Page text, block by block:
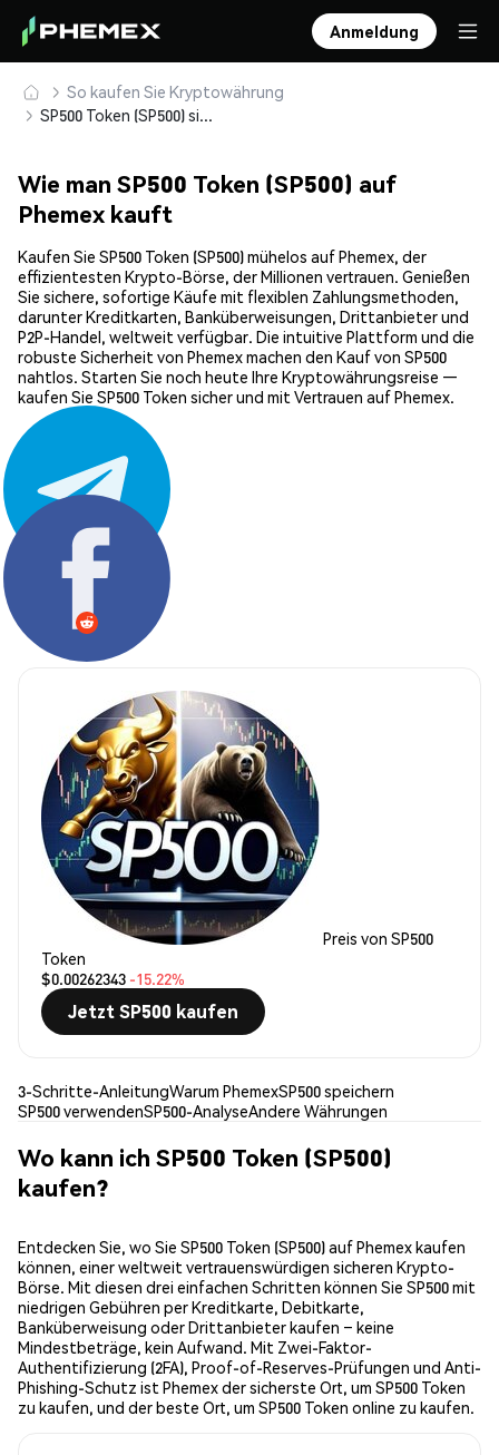
Anmeldung
So kaufen Sie Kryptowährung
SP500 Token (SP500) sicher kaufen und speichern
Wie man SP500 Token (SP500) auf
Phemex kauft
Kaufen Sie SP500 Token (SP500) mühelos auf Phemex, der
effizientesten Krypto-Börse, der Millionen vertrauen. Genießen
Sie sichere, sofortige Käufe mit flexiblen Zahlungsmethoden,
darunter Kreditkarten, Banküberweisungen, Drittanbieter und
P2P-Handel, weltweit verfügbar. Die intuitive Plattform und die
robuste Sicherheit von Phemex machen den Kauf von SP500
nahtlos. Starten Sie noch heute Ihre Kryptowährungsreise —
kaufen Sie SP500 Token sicher und mit Vertrauen auf Phemex.
Teilen:
Preis von SP500
Token
$0.00262343 -15.22%
Jetzt SP500 kaufen
3-Schritte-AnleitungWarum PhemexSP500 speichern
SP500 verwendenSP500-AnalyseAndere Währungen
Wo kann ich SP500 Token (SP500)
kaufen?
Entdecken Sie, wo Sie SP500 Token (SP500) auf Phemex kaufen
können, einer weltweit vertrauenswürdigen sicheren Krypto-
Börse. Mit diesen drei einfachen Schritten können Sie SP500 mit
niedrigen Gebühren per Kreditkarte, Debitkarte,
Banküberweisung oder Drittanbieter kaufen – keine
Mindestbeträge, kein Aufwand. Mit Zwei-Faktor-
Authentifizierung (2FA), Proof-of-Reserves-Prüfungen und Anti-
Phishing-Schutz ist Phemex der sicherste Ort, um SP500 Token
zu kaufen, und der beste Ort, um SP500 Token online zu kaufen.